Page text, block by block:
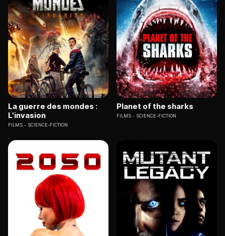
La guerre des mondes :
L'invasion
FILMS SCIENCE-FICTION
Planet of the sharks
FILMS SCIENCE-FICTION